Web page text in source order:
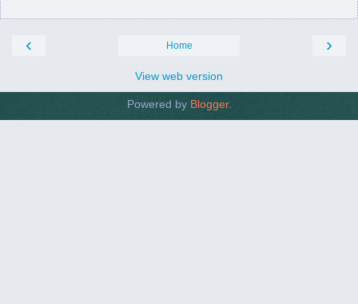
‹ ›
Home
View web version
Powered by Blogger.